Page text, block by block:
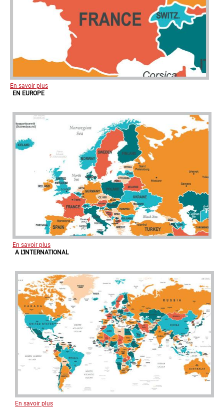
En savoir plus
EN EUROPE
En savoir plus
A L’INTERNATIONAL
En savoir plus